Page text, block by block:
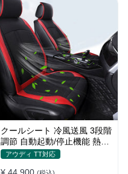
クールシート 冷風送風 3段階
調節 自動起動/停止機能 熱中
症対策 夏 暑さ対策 取付簡単
アウディ TT対応